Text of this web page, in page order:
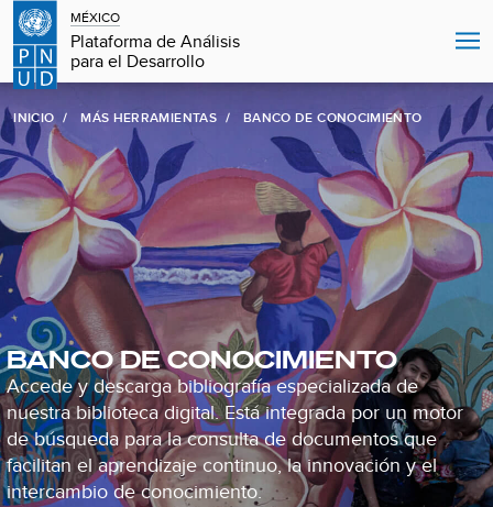
MÉXICO
Plataforma de Análisis
para el Desarrollo
INICIO MÁS HERRAMIENTAS BANCO DE CONOCIMIENTO
BANCO DE CONOCIMIENTO
Accede y descarga bibliografía especializada de
nuestra biblioteca digital. Está integrada por un motor
de búsqueda para la consulta de documentos que
facilitan el aprendizaje continuo, la innovación y el
intercambio de conocimiento.